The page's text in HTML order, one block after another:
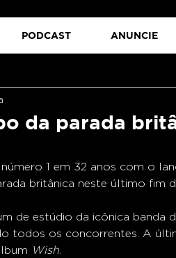
PODCAST ANUNCIE
da parada
1 em 32 anos com o
britânica neste último fim
de estúdio da icônica banda
todos os concorrentes. A
Wish